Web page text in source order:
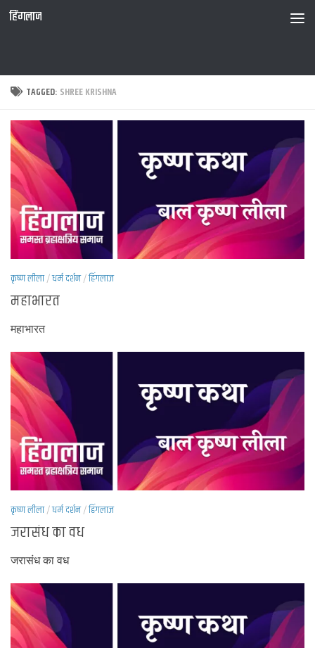
हिंगलाज
TAGGED: SHREE KRISHNA
कृष्ण लीला/धर्म दर्शन/हिंगलाज
महाभारत
महाभारत
कृष्ण लीला/धर्म दर्शन/हिंगलाज
जरासंध का वध
जरासंध का वध